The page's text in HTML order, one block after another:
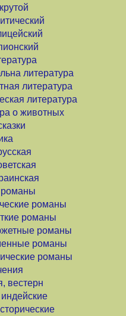
литература
литература
литература
о животных
романы
романы
романы
романы
романы
вестерн